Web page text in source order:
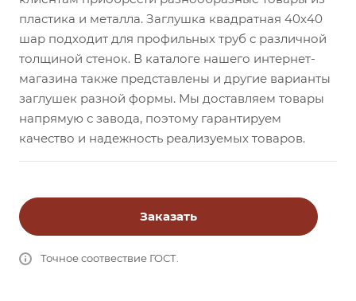
пластика и металла. Заглушка квадратная 40х40
шар подходит для профильных труб с различной
толщиной стенок. В каталоге нашего интернет-
магазина также представлены и другие варианты
заглушек разной формы. Мы доставляем товары
напрямую с завода, поэтому гарантируем
качество и надежность реализуемых товаров.
Заказать
Точное соотвествие ГОСТ.